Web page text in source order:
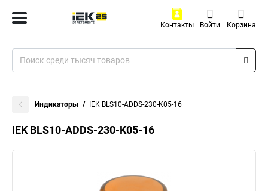
Контакты Войти Корзина
Индикаторы IEK BLS10-ADDS-230-K05-16
IEK BLS10-ADDS-230-K05-16